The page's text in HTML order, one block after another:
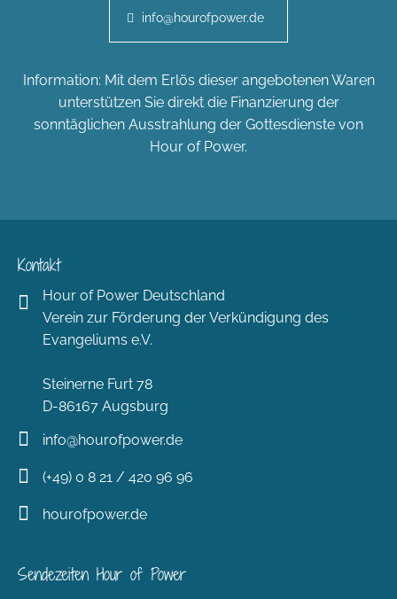
info@hourofpower.de
Information: Mit dem Erlös dieser angebotenen Waren
unterstützen Sie direkt die Finanzierung der
sonntäglichen Ausstrahlung der Gottesdienste von
Hour of Power.
Kontakt
Hour of Power Deutschland
Verein zur Förderung der Verkündigung des
Evangeliums e.V.
Steinerne Furt 78
D-86167 Augsburg
info@hourofpower.de
(+49) 0 8 21 / 420 96 96
hourofpower.de
Sendezeiten Hour of Power